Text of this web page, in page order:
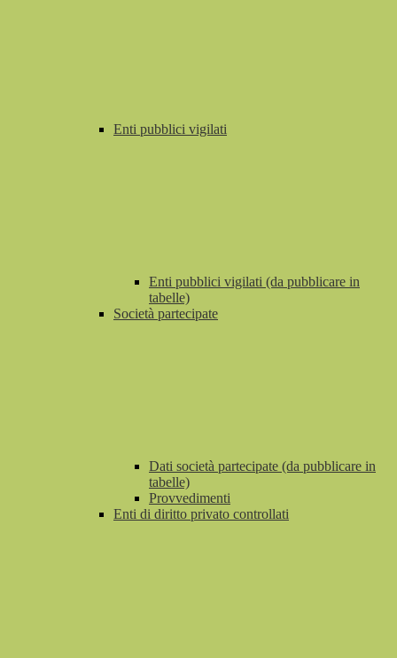
Enti pubblici vigilati
Enti pubblici vigilati (da pubblicare in
tabelle)
Società partecipate
Dati società partecipate (da pubblicare in
tabelle)
Provvedimenti
Enti di diritto privato controllati